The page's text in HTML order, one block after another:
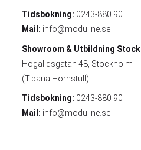
Tidsbokning: 0243-880 90
Mail: info@moduline.se
Showroom & Utbildning
Högalidsgatan 48, Stockholm
(T-bana Hornstull)
Tidsbokning: 0243-880 90
Mail: info@moduline.se